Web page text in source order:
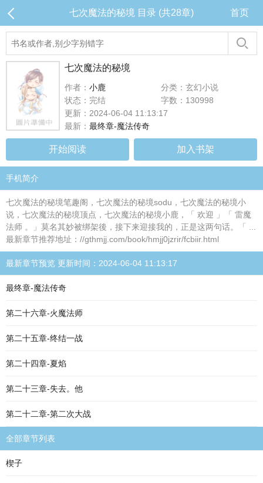
七次魔法的秘境 目录 (共28章) 首页
七次魔法的秘境
作者： 小鹿
分类：玄幻小说
状态：完结
字数：130998
更新：2024-06-04 11:13:17
最新： 最终章-魔法传奇
开始阅读 加入书架
手机简介
七次魔法的秘境笔趣阁，七次魔法的秘境sodu，七次魔法的秘境小
说，七次魔法的秘境顶点，七次魔法的秘境小鹿，「 欢迎 」「 雷魔
法师 。」莫名其妙被绑架後，接下来迎接我的，正是这两句话。「 ...
最新章节推荐地址：//gthmjj.com/book/hmjj0jzrir/fcbiir.html
最新章节预览 更新时间：2024-06-04 11:13:17
最终章-魔法传奇
第二十六章-火魔法师
第二十五章-终结一战
第二十四章-夏焰
第二十三章-失去。他
第二十二章-第二次大战
全部章节列表
楔子